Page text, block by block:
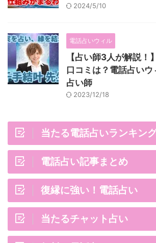
2024/5/10
電話占いウィル
【占い師3人が解説！
口コミは？電話占い
占い師
2023/12/18
当たる電話占いランキン
電話占い記事まとめ
復縁に強い！電話占い
当たるチャット占い